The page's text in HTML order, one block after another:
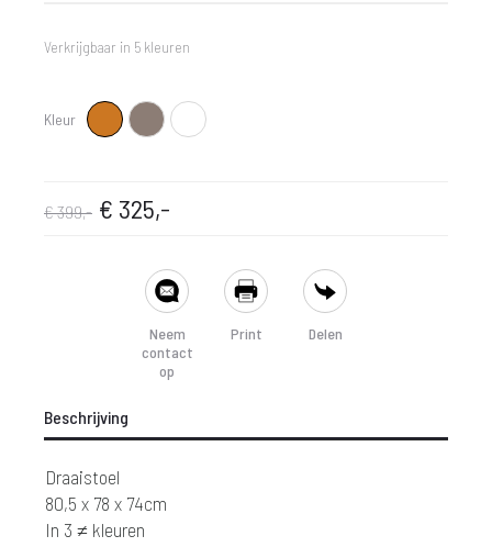
Verkrijgbaar in 5 kleuren
Kleur
Oker Taupe Wit
€399,- Oorspronkelijke
€ 399,-.
€ 325,-
is:
€ 325,-.
Neem
contact
op
Print Delen
Beschrijving
Draaistoel
80,5 x 78 x 74cm
In 3 ≠ kleuren